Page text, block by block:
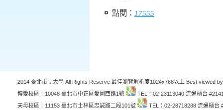
點閱： 17555
2014 臺北市立大學 All Rights Reserve 最佳瀏覽解析度1024x768以上 Best viewed
博愛校區：10048 臺北市中正區愛國西路1號
TEL：02-23113040 流通櫃台
天母校區：11153 臺北市士林區忠誠路二段101號
TEL：02-28718288 流通櫃台